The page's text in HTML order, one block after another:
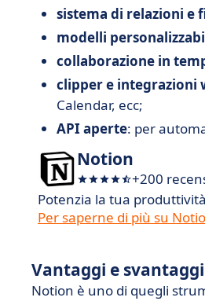
sistema di relazioni e
modelli
collaborazione in
clipper e integrazioni
Calendar, ecc;
API aperte: per
Notion
+200
Potenzia la tua
Per saperne di più su
Vantaggi e
Notion è uno di quegli